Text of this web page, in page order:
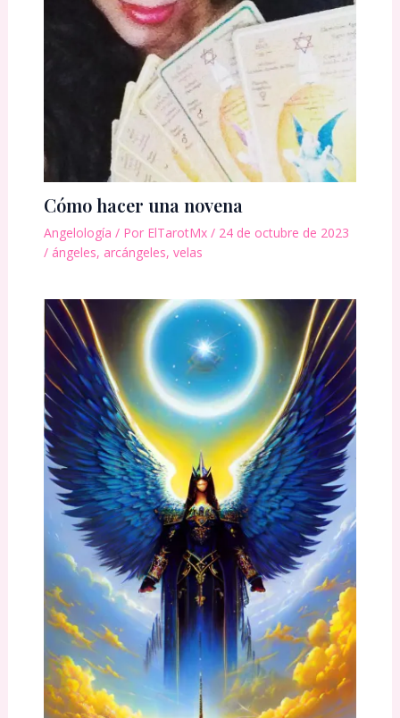
Cómo hacer una novena
Angelología / Por ElTarotMx / 24 de octubre de 2023
/ ángeles, arcángeles, velas